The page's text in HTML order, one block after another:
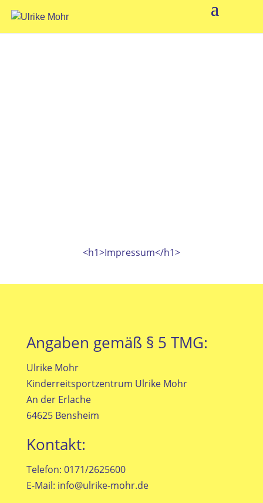
<h1>Impressum</h1>
Angaben gemäß § 5 TMG:
Ulrike Mohr
Kinderreitsportzentrum Ulrike Mohr
An der Erlache
64625 Bensheim
Kontakt:
Telefon: 0171/2625600
E-Mail: info@ulrike-mohr.de